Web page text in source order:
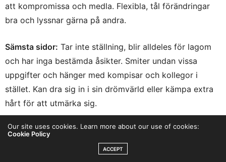
att kompromissa och medla. Flexibla, tål förändringar
bra och lyssnar gärna på andra.
Sämsta sidor: Tar inte ställning, blir alldeles för lagom
och har inga bestämda åsikter. Smiter undan vissa
uppgifter och hänger med kompisar och kollegor i
stället. Kan dra sig in i sin drömvärld eller kämpa extra
hårt för att utmärka sig.
Här trivs du inte:I konservativa, tråkiga yrken och
miljöer. Där du känner dig ensam och inte hittar din
Our site uses cookies. Learn more about our use of cookies:
Cookie Policy
ACCEPT